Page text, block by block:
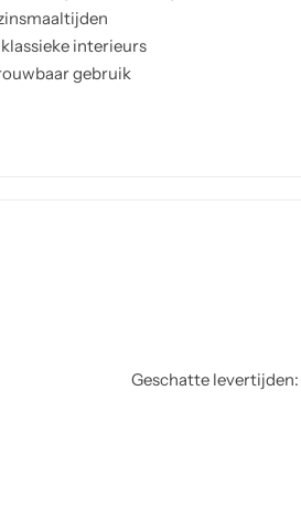
interieurs
gebruik
Geschatte levertijden: